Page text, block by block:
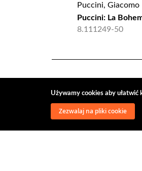
Używamy cookies aby ułatwić
Zezwalaj na pliki cookie
Puccini, Giacomo
Puccini: La
8.111249-50